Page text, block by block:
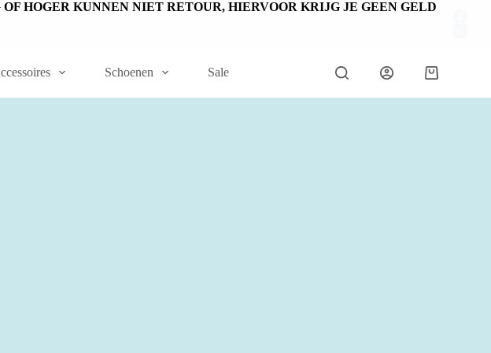
HOGER KUNNEN NIET RETOUR, HIERVOOR KRIJG JE GEEN GELD
Schoenen Sale